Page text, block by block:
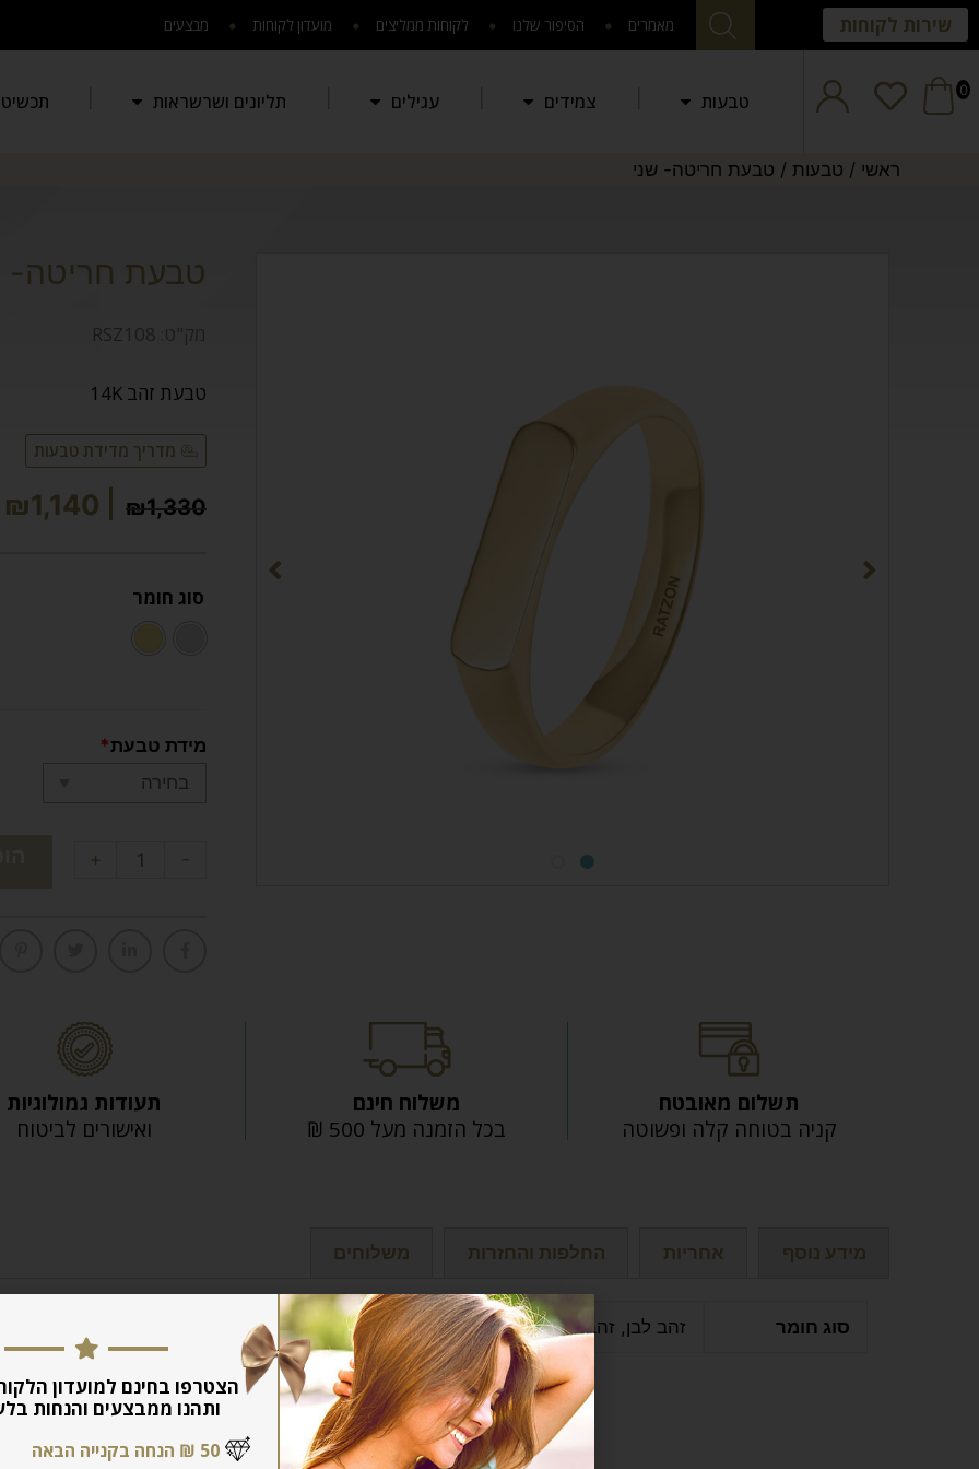
שירות לקוחות מאמרים הסיפור שלנו לקוחות ממליצים מועדון לקוחות מבצעים
0 טבעות צמידים עגילים תליונים ושרשראות
ראשי / טבעות / טבעת חריטה- שני
טבעת חריטה-
טבעת זהב 14K
מדריך מדידת טבעות
₪1,330
₪1,140
סוג חומר
מידת טבעת*
-
+
תשלום מאובטח
קניה בטוחה קלה ופשוטה
משלוח חינם
בכל הזמנה מעל 500 ₪
תעודות גמולוגיות
ואישורים לביטוח
מידע נוסף אחריות החלפות והחזרות משלוחים
סוג חומר זהב לבן, זהב צהוב
הצטרפו בחינם למועדון
ותהנו ממבצעים והנחות
50 ₪ הנחה בקנייה הבאה